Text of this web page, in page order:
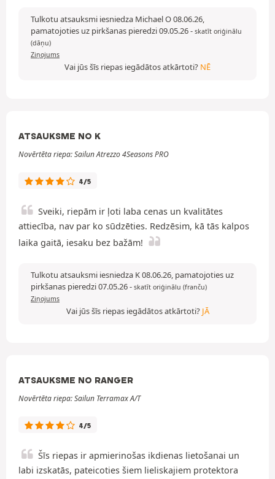
Tulkotu atsauksmi iesniedza Michael O 08.06.26,
pamatojoties uz pirkšanas pieredzi 09.05.26- skatīt oriģinālu
(dāņu)
Ziņojums
Vai jūs šīs riepas iegādātos atkārtoti? NĒ
ATSAUKSME NO K
Novērtēta riepa: Sailun Atrezzo 4Seasons PRO
4/5
Sveiki, riepām ir ļoti laba cenas un kvalitātes
attiecība, nav par ko sūdzēties. Redzēsim, kā tās kalpos
laika gaitā, iesaku bez bažām!
Tulkotu atsauksmi iesniedza K 08.06.26, pamatojoties uz
pirkšanas pieredzi 07.05.26- skatīt oriģinālu (franču)
Ziņojums
Vai jūs šīs riepas iegādātos atkārtoti? JĀ
ATSAUKSME NO RANGER
Novērtēta riepa: Sailun Terramax A/T
4/5
Šīs riepas ir apmierinošas ikdienas lietošanai un
labi izskatās, pateicoties šiem lieliskajiem protektora